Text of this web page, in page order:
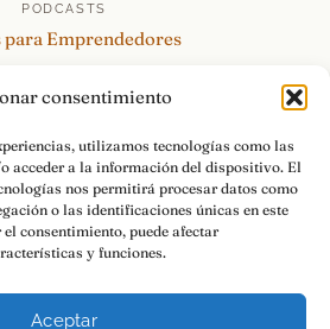
consentimiento
utilizamos tecnologías como las
acceder a la información del dispositivo. El
nos permitirá procesar datos como
o las identificaciones únicas en este
consentimiento, puede afectar
y funciones.
Aceptar
PODCASTS
Emprendedores
/ PowerSkills
MENTOR360
HABLAMOS
y consultas →